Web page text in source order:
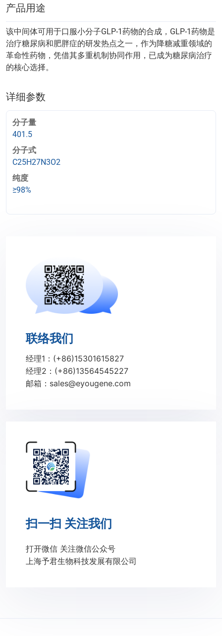
产品用途
该中间体可用于口服小分子GLP-1药物的合成，GLP-1药物是
治疗糖尿病和肥胖症的研发热点之一，作为降糖减重领域的
革命性药物，凭借其多重机制协同作用，已成为糖尿病治疗
的核心选择。
详细参数
分子量
401.5
分子式
C25H27N3O2
纯度
≥98%
联络我们
经理1：(+86)15301615827
经理2：(+86)13564545227
邮箱：sales@eyougene.com
扫一扫 关注我们
打开微信 关注微信公众号
上海予君生物科技发展有限公司